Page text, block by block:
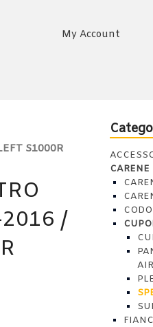
My Account
S1000R
/
CARENE